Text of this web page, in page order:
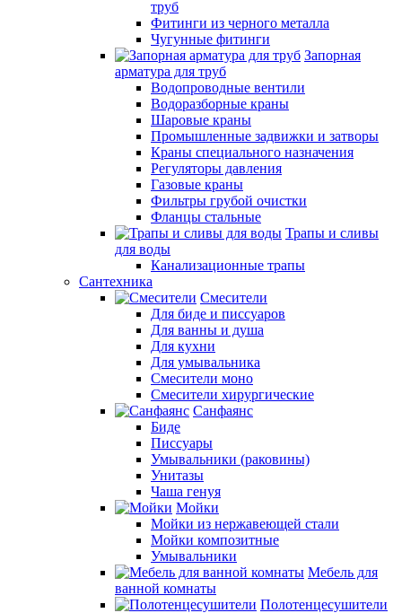
труб
Фитинги из черного металла
Чугунные фитинги
Запорная
арматура для труб
Водопроводные вентили
Водоразборные краны
Шаровые краны
Промышленные задвижки и затворы
Краны специального назначения
Регуляторы давления
Газовые краны
Фильтры грубой очистки
Фланцы стальные
Трапы и сливы
для воды
Канализационные трапы
Сантехника
Смесители
Для биде и писсуаров
Для ванны и душа
Для кухни
Для умывальника
Смесители моно
Смесители хирургические
Санфаянс
Биде
Писсуары
Умывальники (раковины)
Унитазы
Чаша генуя
Мойки
Мойки из нержавеющей стали
Мойки композитные
Умывальники
Мебель для
ванной комнаты
Полотенцесушители